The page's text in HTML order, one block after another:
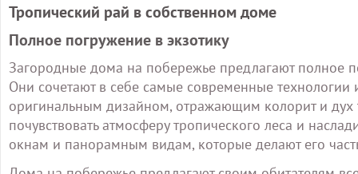
Тропический рай в собственном доме
Полное погружение в экзотику
Загородные дома на побережье предлагают полное
Они сочетают в себе самые современные технологии
оригинальным дизайном, отражающим колорит и
почувствовать атмосферу тропического леса и
окнам и панорамным видам, которые делают его